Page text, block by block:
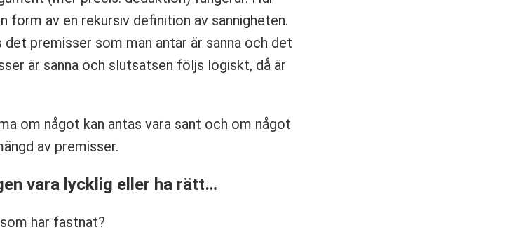
form av en rekursiv definition av sannigheten.
det premisser som man antar är sanna och det
är sanna och slutsatsen följs logiskt, då är
om något kan antas vara sant och om något
av premisser.
vara lycklig eller ha rätt…
har fastnat?